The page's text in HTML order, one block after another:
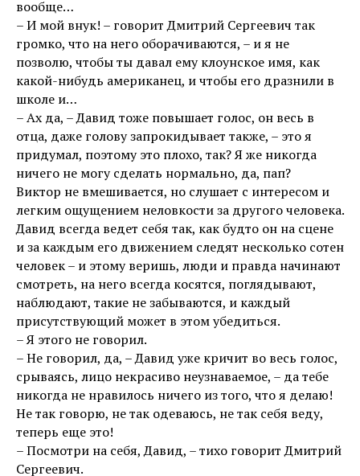
вообще…
– И мой внук! – говорит Дмитрий Сергеевич так
громко, что на него оборачиваются, – и я не
позволю, чтобы ты давал ему клоунское имя, как
какой-нибудь американец, и чтобы его дразнили в
школе и…
– Ах да, – Давид тоже повышает голос, он весь в
отца, даже голову запрокидывает также, – это я
придумал, поэтому это плохо, так? Я же никогда
ничего не могу сделать нормально, да, пап?
Виктор не вмешивается, но слушает с интересом и
легким ощущением неловкости за другого человека.
Давид всегда ведет себя так, как будто он на сцене
и за каждым его движением следят несколько сотен
человек – и этому веришь, люди и правда начинают
смотреть, на него всегда косятся, поглядывают,
наблюдают, такие не забываются, и каждый
присутствующий может в этом убедиться.
– Я этого не говорил.
– Не говорил, да, – Давид уже кричит во весь голос,
срываясь, лицо некрасиво неузнаваемое, – да тебе
никогда не нравилось ничего из того, что я делаю!
Не так говорю, не так одеваюсь, не так себя веду,
теперь еще это!
– Посмотри на себя, Давид, – тихо говорит Дмитрий
Сергеевич.